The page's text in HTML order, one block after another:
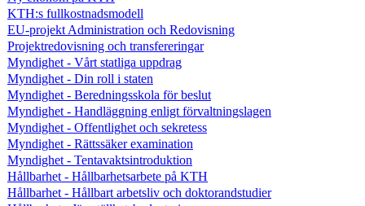
KTH:s fullkostnadsmodell
EU-projekt Administration och Redovisning
Projektredovisning och transfereringar
Myndighet - Vårt statliga uppdrag
Myndighet - Din roll i staten
Myndighet - Beredningsskola för beslut
Myndighet - Handläggning enligt förvaltningslagen
Myndighet - Offentlighet och sekretess
Myndighet - Rättssäker examination
Myndighet - Tentavaktsintroduktion
Hållbarhet - Hållbarhetsarbete på KTH
Hållbarhet - Hållbart arbetsliv och doktorandstudier